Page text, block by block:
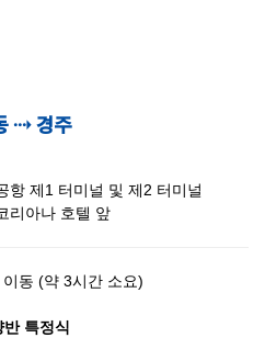
⇢ 경주
제1 터미널 및 제2 터미널
리아나 호텔 앞
동 (약 3시간 소요)
특정식